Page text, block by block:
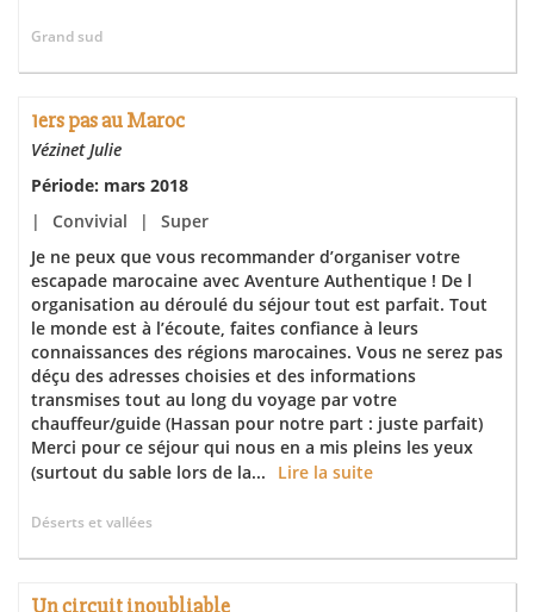
Grand sud
1ers pas au Maroc
Vézinet Julie
Période: mars 2018
|
Convivial |
Super
Je ne peux que vous recommander d’organiser votre
escapade marocaine avec Aventure Authentique ! De l
organisation au déroulé du séjour tout est parfait. Tout
le monde est à l’écoute, faites confiance à leurs
connaissances des régions marocaines. Vous ne serez pas
déçu des adresses choisies et des informations
transmises tout au long du voyage par votre
chauffeur/guide (Hassan pour notre part : juste parfait)
Merci pour ce séjour qui nous en a mis pleins les yeux
(surtout du sable lors de la...
Lire la suite
Déserts et vallées
Un circuit inoubliable